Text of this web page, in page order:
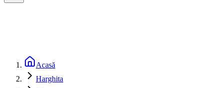
Acasă
Harghita